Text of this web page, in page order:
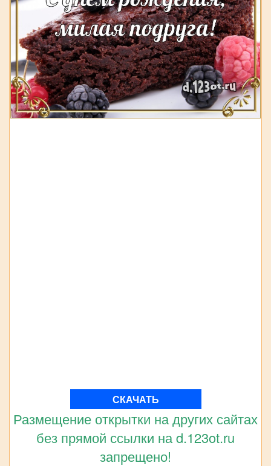
СКАЧАТЬ
Размещение открытки на других сайтах
без прямой ссылки на d.123ot.ru
запрещено!